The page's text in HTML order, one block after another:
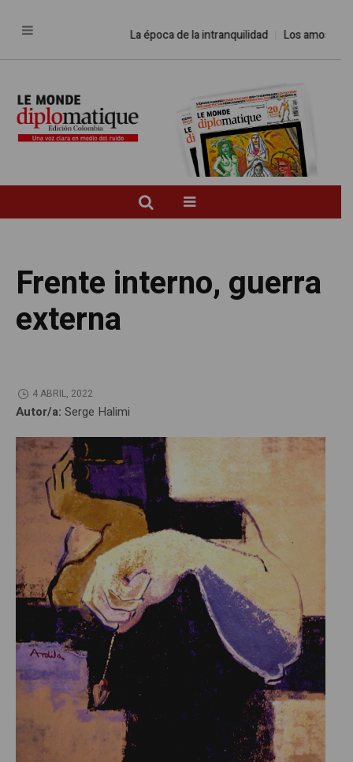
La época de la intranquilidad Los amos del
Frente interno, guerra
externa
4 ABRIL, 2022
Autor/a: Serge Halimi